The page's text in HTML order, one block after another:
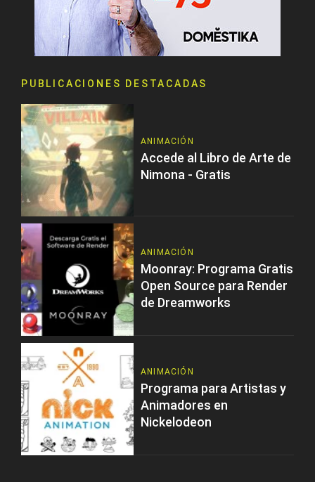
PUBLICACIONES DESTACADAS
ANIMACIÓN
Accede al Libro de Arte de
Nimona - Gratis
ANIMACIÓN
Moonray: Programa Gratis
Open Source para Render
de Dreamworks
ANIMACIÓN
Programa para Artistas y
Animadores en
Nickelodeon